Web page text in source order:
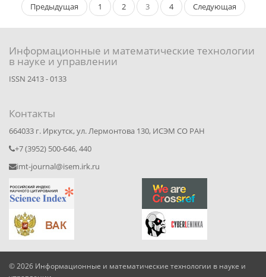
Предыдущая 1 2 3 4 Следующая
Информационные и математические технологии
в науке и управлении
ISSN 2413 - 0133
Контакты
664033 г. Иркутск, ул. Лермонтова 130, ИСЭМ СО РАН
+7 (3952) 500-646, 440
imt-journal@isem.irk.ru
© 2026 Информационные и математические технологии в науке и